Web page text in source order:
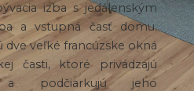
izba s jedálenským
a vstupná časť domu.
dve veľké francúzske okná
časti, ktoré privádzajú
a podčiarkujú jeho